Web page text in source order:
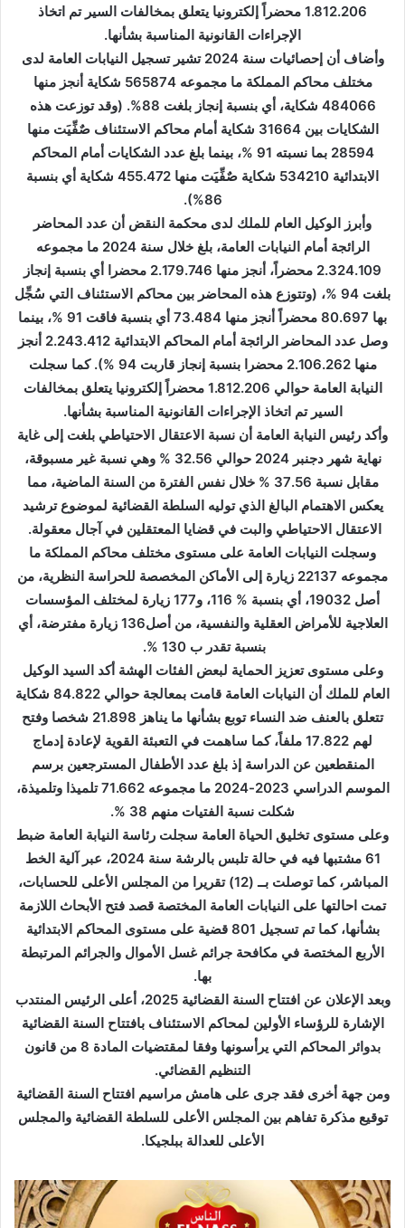
1.812.206 محضراً إلكترونيا يتعلق بمخالفات السير تم اتخاذ
الإجراءات القانونية المناسبة بشأنها.
وأضاف أن إحصائيات سنة 2024 تشير تسجيل النيابات العامة لدى
مختلف محاكم المملكة ما مجموعه 565874 شكاية أنجز منها
484066 شكاية، أي بنسبة إنجاز بلغت 88%. (وقد توزعت هذه
الشكايات بين 31664 شكاية أمام محاكم الاستئناف صٌفِّيَت منها
28594 بما نسبته 91 %، بينما بلغ عدد الشكايات أمام المحاكم
الابتدائية 534210 شكاية صٌفِّيَت منها 455.472 شكاية أي بنسبة
86%).
وأبرز الوكيل العام للملك لدى محكمة النقض أن عدد المحاضر
الرائجة أمام النيابات العامة، بلغ خلال سنة 2024 ما مجموعه
2.324.109 محضراً، أنجز منها 2.179.746 محضرا أي بنسبة إنجاز
بلغت 94 %، (وتتوزع هذه المحاضر بين محاكم الاستئناف التي سُجِّل
بها 80.697 محضراً أنجز منها 73.484 أي بنسبة فاقت 91 %، بينما
وصل عدد المحاضر الرائجة أمام المحاكم الابتدائية 2.243.412 أنجز
منها 2.106.262 محضرا بنسبة إنجاز قاربت 94 %). كما سجلت
النيابة العامة حوالي 1.812.206 محضراً إلكترونيا يتعلق بمخالفات
السير تم اتخاذ الإجراءات القانونية المناسبة بشأنها.
وأكد رئيس النيابة العامة أن نسبة الاعتقال الاحتياطي بلغت إلى غاية
نهاية شهر دجنبر 2024 حوالي 32.56 % وهي نسبة غير مسبوقة،
مقابل نسبة 37.56 % خلال نفس الفترة من السنة الماضية، مما
يعكس الاهتمام البالغ الذي توليه السلطة القضائية لموضوع ترشيد
الاعتقال الاحتياطي والبت في قضايا المعتقلين في آجال معقولة.
وسجلت النيابات العامة على مستوى مختلف محاكم المملكة ما
مجموعه 22137 زيارة إلى الأماكن المخصصة للحراسة النظرية، من
أصل 19032، أي بنسبة % 116، و177 زيارة لمختلف المؤسسات
العلاجية للأمراض العقلية والنفسية، من أصل136 زيارة مفترضة، أي
بنسبة تقدر ب 130 %.
وعلى مستوى تعزيز الحماية لبعض الفئات الهشة أكد السيد الوكيل
العام للملك أن النيابات العامة قامت بمعالجة حوالي 84.822 شكاية
تتعلق بالعنف ضد النساء توبع بشأنها ما يناهز 21.898 شخصا وفتح
لهم 17.822 ملفاً، كما ساهمت في التعبئة القوية لإعادة إدماج
المنقطعين عن الدراسة إذ بلغ عدد الأطفال المسترجعين برسم
الموسم الدراسي 2023-2024 ما مجموعه 71.662 تلميذا وتلميذة،
شكلت نسبة الفتيات منهم 38 %.
وعلى مستوى تخليق الحياة العامة سجلت رئاسة النيابة العامة ضبط
61 مشتبها فيه في حالة تلبس بالرشة سنة 2024، عبر آلية الخط
المباشر، كما توصلت بــ (12) تقريرا من المجلس الأعلى للحسابات،
تمت احالتها على النيابات العامة المختصة قصد فتح الأبحاث اللازمة
بشأنها، كما تم تسجيل 801 قضية على مستوى المحاكم الابتدائية
الأربع المختصة في مكافحة جرائم غسل الأموال والجرائم المرتبطة
بها.
وبعد الإعلان عن افتتاح السنة القضائية 2025، أعلى الرئيس المنتدب
الإشارة للرؤساء الأولين لمحاكم الاستئناف بافتتاح السنة القضائية
بدوائر المحاكم التي يرأسونها وفقا لمقتضيات المادة 8 من قانون
التنظيم القضائي.
ومن جهة أخرى فقد جرى على هامش مراسيم افتتاح السنة القضائية
توقيع مذكرة تفاهم بين المجلس الأعلى للسلطة القضائية والمجلس
الأعلى للعدالة ببلجيكا.